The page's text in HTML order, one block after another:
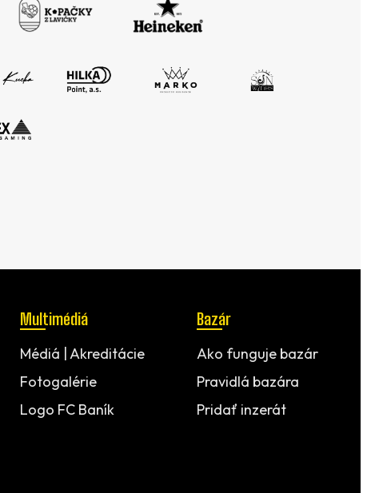
Multimédiá
Médiá | Akreditácie
Fotogalérie
Logo FC Baník
Bazár
Ako funguje bazár
Pravidlá bazára
Pridať inzerát